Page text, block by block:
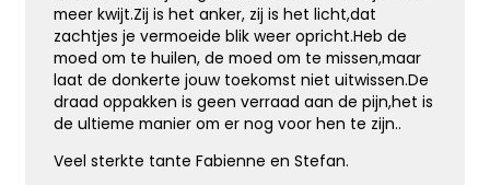
meer kwijt.Zij is het anker, zij is het licht,dat
zachtjes je vermoeide blik weer opricht.Heb de
moed om te huilen, de moed om te missen,maar
laat de donkerte jouw toekomst niet uitwissen.De
draad oppakken is geen verraad aan de pijn,het is
de ultieme manier om er nog voor hen te zijn..
Veel sterkte tante Fabienne en Stefan.
Kies dit gedicht
Koester de momenten